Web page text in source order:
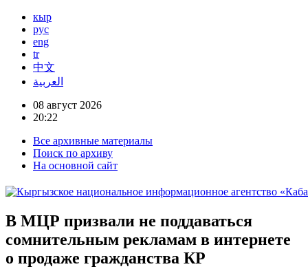
кыр
рус
eng
tr
中文
العربية
08 август 2026
20:22
Все архивные материалы
Поиск по архиву
На основной сайт
В МЦР призвали не поддаваться
сомнительным рекламам в интернете
о продаже гражданства КР